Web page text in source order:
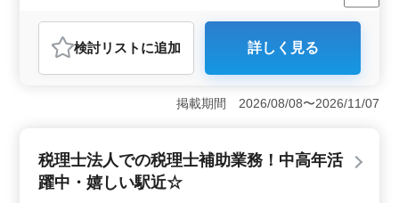
おすすめポイント
＜経験者優遇のキャリアチャンス＞ この求人は、実務
経験者や有資格者を積極的に歓迎し、相続税業務経験者
は特に優遇される環境です。これまでの経験や専門知識
全体のレベルアップにも貢献できるでしょう。 ＜好
待遇の働きやすさ＞ 年収400万円〜450万円という高水
検討リスト に追加 詳しく見る
掲載期間 2026/08/08〜2026/11/07
税理士法人での税理士補助業務！中高年活
躍中・嬉しい駅近☆